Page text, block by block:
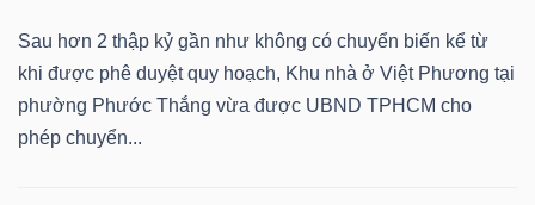
Sau hơn 2 thập kỷ gần như không có chuyển biến kể từ
khi được phê duyệt quy hoạch, Khu nhà ở Việt Phương tại
phường Phước Thắng vừa được UBND TPHCM cho
phép chuyển...